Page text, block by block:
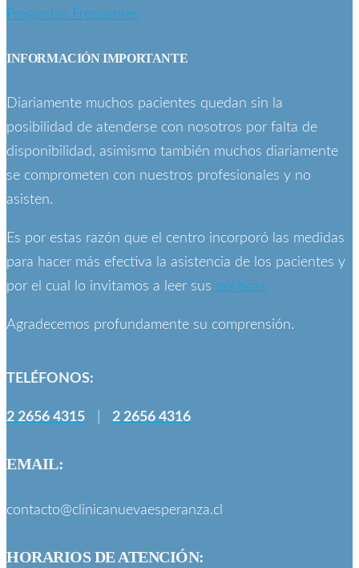
Preguntas Frecuentes
INFORMACIÓN IMPORTANTE
Diariamente muchos pacientes quedan sin la
posibilidad de atenderse con nosotros por falta de
disponibilidad, asimismo también muchos diariamente
se comprometen con nuestros profesionales y no
asisten.
Es por estas razón que el centro incorporó las medidas
para hacer más efectiva la asistencia de los pacientes y
por el cual lo invitamos a leer sus politicas
Agradecemos profundamente su comprensión.
TELÉFONOS:
2 2656 4315 2 2656 4316
EMAIL:
contacto@clinicanuevaesperanza.cl
HORARIOS DE ATENCIÓN: